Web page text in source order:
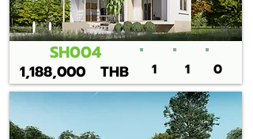
SH004
1,188,000 THB 1 1 0